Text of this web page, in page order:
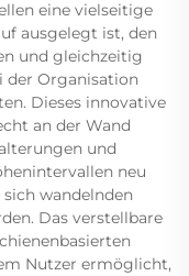
eine vielseitige
ausgelegt ist, den
und gleichzeitig
der Organisation
Dieses innovative
an der Wand
und
neu
wandelnden
Das verstellbare
Nutzer ermöglicht,